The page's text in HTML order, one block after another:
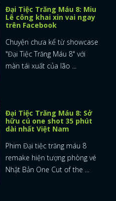
Đại Tiệc Trăng Máu 8: Miu
Lê công khai xin vai ngay
trên Facebook
Chuyện chưa kể từ showcase
"Đại Tiệc Trăng Máu 8" với
màn tái xuất của lão ...
Đại Tiệc Trăng Máu 8: Sở
hữu cú one shot 35 phút
dài nhất Việt Nam
Phim Đại tiệc trăng máu 8
remake hiện tượng phòng vé
Nhật Bản One Cut of the ...